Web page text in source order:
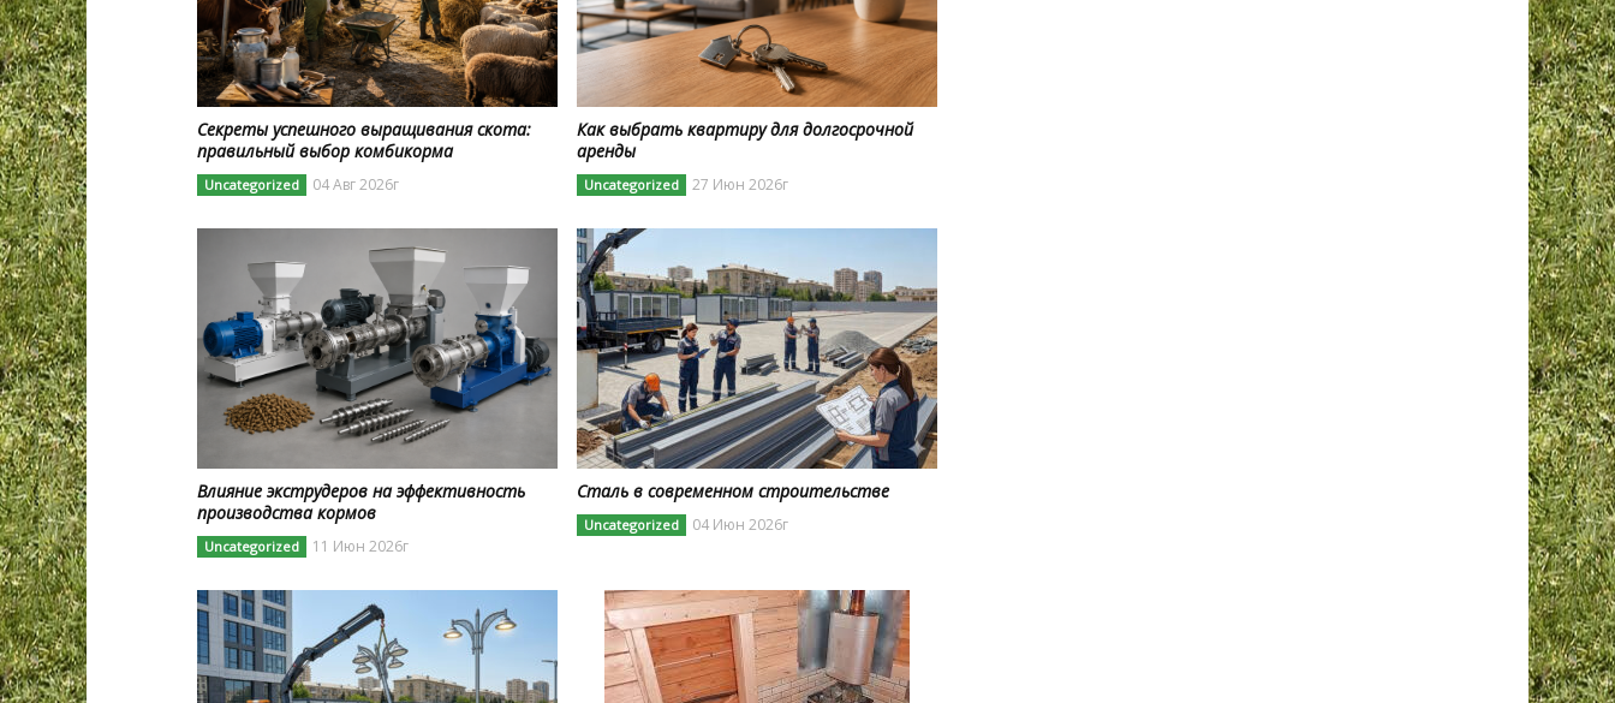
Секреты успешного выращивания скота:
правильный выбор комбикорма
Uncategorized 04 Авг 2026г
Как выбрать квартиру для долгосрочной
аренды
Uncategorized 27 Июн 2026г
Влияние экструдеров на эффективность
производства кормов
Uncategorized 11 Июн 2026г
Сталь в современном строительстве
Uncategorized 04 Июн 2026г